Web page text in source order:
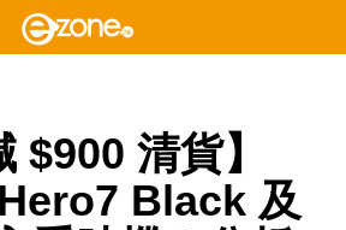
$900 清貨】
Black 及